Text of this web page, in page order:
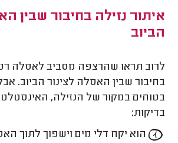
איתור נזילה בחיבור שבין
הביוב
לרוב תראו שהרצפה מסביב לאסלה
בחיבור שבין האסלה לצינור הביוב.
בטוחים במקור של הנזילה,
בדיקות:
הוא יקח דלי מים וישפוך לתוך